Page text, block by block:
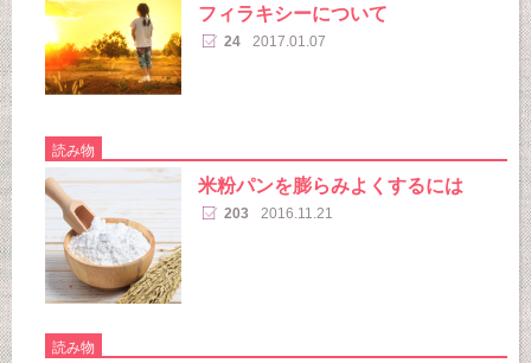
フィラキシーについて
24 2017.01.07
読み物
米粉パンを膨らみよくするには
203 2016.11.21
読み物